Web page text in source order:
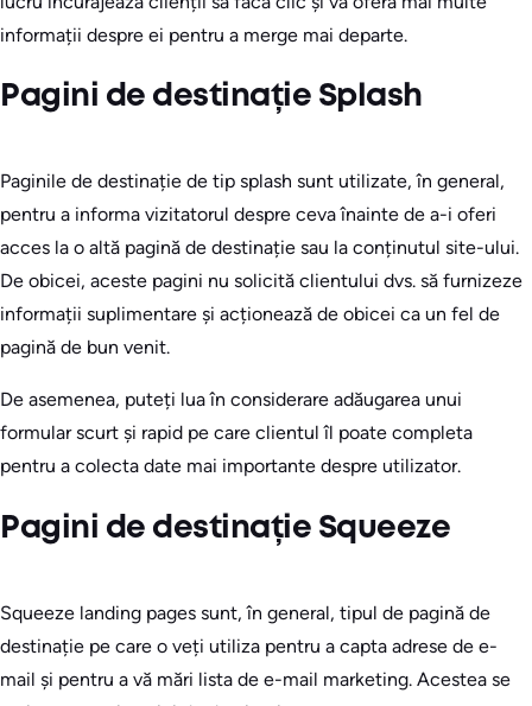
informații despre ei pentru a merge mai departe.
Pagini de destinație Splash
Paginile de destinație de tip splash sunt utilizate, în general,
pentru a informa vizitatorul despre ceva înainte de a-i oferi
acces la o altă pagină de destinație sau la conținutul site-ului.
De obicei, aceste pagini nu solicită clientului dvs. să furnizeze
informații suplimentare și acționează de obicei ca un fel de
pagină de bun venit.
De asemenea, puteți lua în considerare adăugarea unui
formular scurt și rapid pe care clientul îl poate completa
pentru a colecta date mai importante despre utilizator.
Pagini de destinație Squeeze
Squeeze landing pages sunt, în general, tipul de pagină de
destinație pe care o veți utiliza pentru a capta adrese de e-
mail și pentru a vă mări lista de e-mail marketing. Acestea se